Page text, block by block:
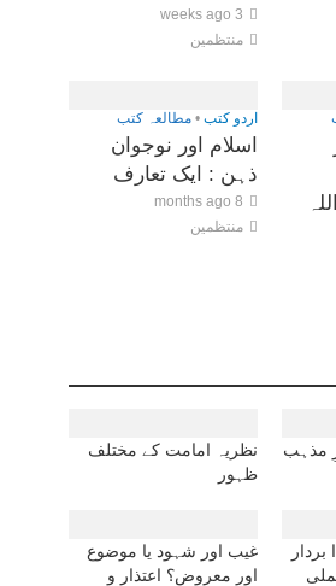
3 weeks ago
منتظمین
اردو کتب • مطالعہ کتب
اسلام اور نوجوان
ذہن : ایک تعارف
8 months ago
منتظمین
مذہب
نظریہ امامت کے مختلف
ظہور
بردار
غیب اور شہود یا موضوع
اور معروض؟ اعتذار و